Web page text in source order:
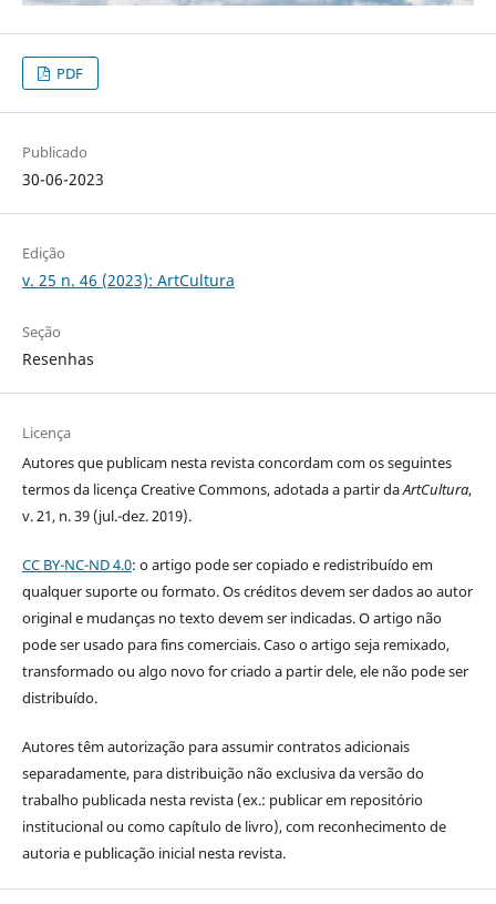
PDF
Publicado
30-06-2023
Edição
v. 25 n. 46 (2023): ArtCultura
Seção
Resenhas
Licença
Autores que publicam nesta revista concordam com os seguintes
termos da licença Creative Commons, adotada a partir daArtCultura,
v. 21, n. 39 (jul.-dez. 2019).
CC BY-NC-ND 4.0: o artigo pode ser copiado e redistribuído em
qualquer suporte ou formato. Os créditos devem ser dados ao autor
original e mudanças no texto devem ser indicadas. O artigo não
pode ser usado para fins comerciais. Caso o artigo seja remixado,
transformado ou algo novo for criado a partir dele, ele não pode ser
distribuído.
Autores têm autorização para assumir contratos adicionais
separadamente, para distribuição não exclusiva da versão do
trabalho publicada nesta revista (ex.: publicar em repositório
institucional ou como capítulo de livro), com reconhecimento de
autoria e publicação inicial nesta revista.